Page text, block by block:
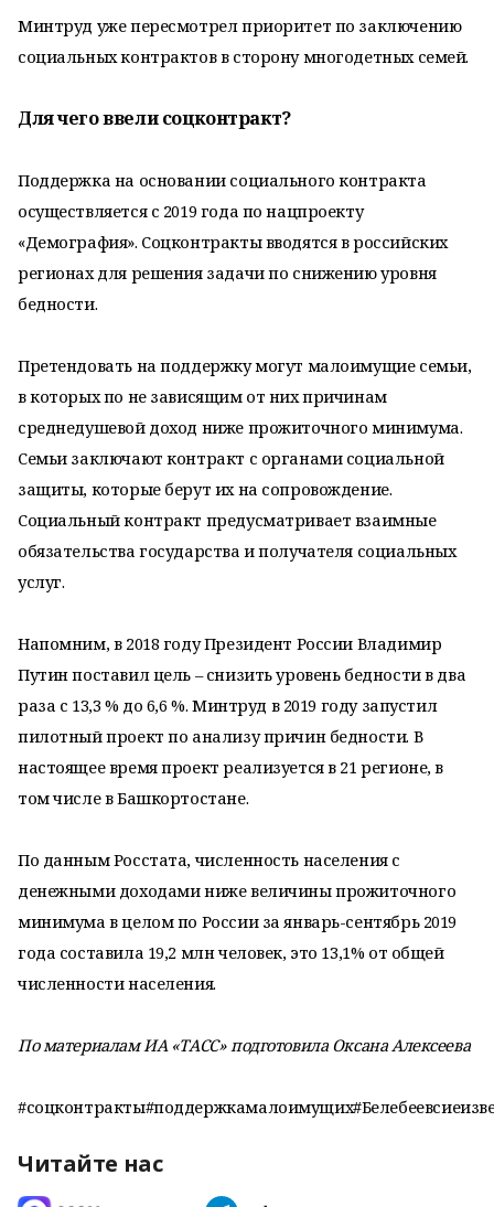
Минтруд уже пересмотрел приоритет по заключению
социальных контрактов в сторону многодетных семей.
Для чего ввели соцконтракт?
Поддержка на основании социального контракта
осуществляется с 2019 года по нацпроекту
«Демография». Соцконтракты вводятся в российских
регионах для решения задачи по снижению уровня
бедности.
Претендовать на поддержку могут малоимущие семьи,
в которых по не зависящим от них причинам
среднедушевой доход ниже прожиточного минимума.
Семьи заключают контракт с органами социальной
защиты, которые берут их на сопровождение.
Социальный контракт предусматривает взаимные
обязательства государства и получателя социальных
услуг.
Напомним, в 2018 году Президент России Владимир
Путин поставил цель – снизить уровень бедности в два
раза с 13,3 % до 6,6 %. Минтруд в 2019 году запустил
пилотный проект по анализу причин бедности. В
настоящее время проект реализуется в 21 регионе, в
том числе в Башкортостане.
По данным Росстата, численность населения с
денежными доходами ниже величины прожиточного
минимума в целом по России за январь-сентябрь 2019
года составила 19,2 млн человек, это 13,1% от общей
численности населения.
По материалам ИА «ТАСС» подготовила Оксана Алексеева
Читайте нас